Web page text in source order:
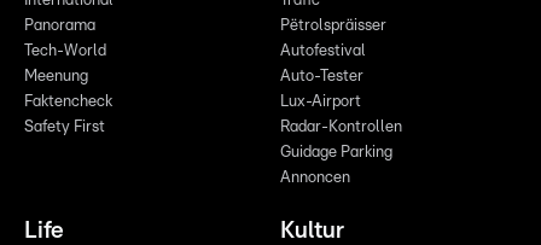
Panorama
Tech-World
Meenung
Faktencheck
Safety First
Pëtrolspräisser
Autofestival
Auto-Tester
Lux-Airport
Radar-Kontrollen
Guidage Parking
Annoncen
Life Kultur